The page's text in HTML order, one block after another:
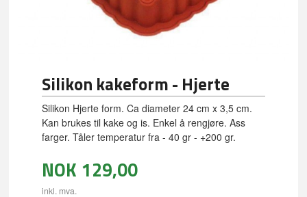
Silikon kakeform - Hjerte
Silikon Hjerte form. Ca diameter 24 cm x 3,5 cm.
Kan brukes til kake og is. Enkel å rengjøre. Ass
farger. Tåler temperatur fra - 40 gr - +200 gr.
NOK 129,00
inkl. mva.